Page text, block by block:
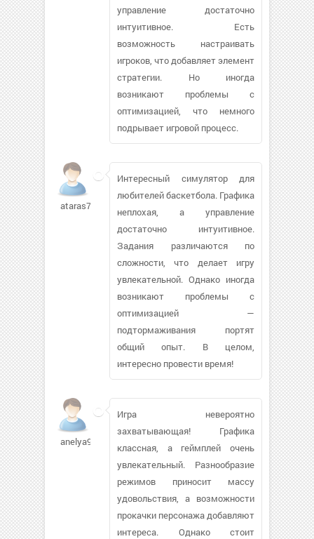
управление достаточно
интуитивное. Есть
возможность настраивать
игроков, что добавляет элемент
стратегии. Но иногда
возникают проблемы с
оптимизацией, что немного
подрывает игровой процесс.
ataras77
Интересный симулятор для
любителей баскетбола. Графика
неплохая, а управление
достаточно интуитивное.
Задания различаются по
сложности, что делает игру
увлекательной. Однако иногда
возникают проблемы с
оптимизацией —
подтормаживания портят
общий опыт. В целом,
интересно провести время!
anelya9393129
Игра невероятно
захватывающая! Графика
классная, а геймплей очень
увлекательный. Разнообразие
режимов приносит массу
удовольствия, а возможности
прокачки персонажа добавляют
интереса. Однако стоит